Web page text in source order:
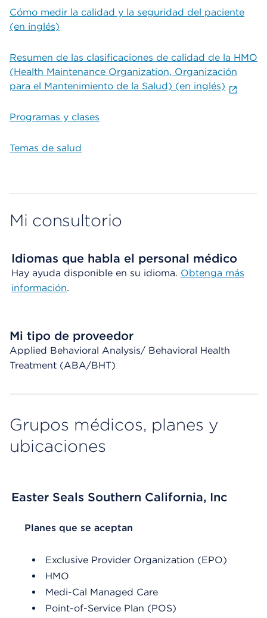
Cómo medir la calidad y la seguridad del paciente
(en inglés)
Resumen de las clasificaciones de calidad de la HMO
(Health Maintenance Organization, Organización
para el Mantenimiento de la Salud) (en inglés)
Programas y clases
Temas de salud
Mi consultorio
Idiomas que habla el personal médico
Hay ayuda disponible en su idioma. Obtenga más
información.
Mi tipo de proveedor
Applied Behavioral Analysis/ Behavioral Health
Treatment (ABA/BHT)
Grupos médicos, planes y
ubicaciones
Easter Seals Southern California, Inc
List Header Planes que se aceptan
Planes que se aceptan
Exclusive Provider Organization (EPO)
HMO
Medi-Cal Managed Care
Point-of-Service Plan (POS)